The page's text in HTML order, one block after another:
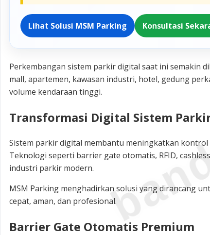
Lihat Solusi MSM Parking Konsultasi
Perkembangan sistem parkir digital saat ini semakin
mall, apartemen, kawasan industri, hotel, gedung
volume kendaraan tinggi.
Transformasi Digital Sistem
Sistem parkir digital membantu meningkatkan
Teknologi seperti barrier gate otomatis, RFID,
industri parkir modern.
MSM Parking menghadirkan solusi yang dirancang
cepat, aman, dan profesional.
Barrier Gate Otomatis Premium